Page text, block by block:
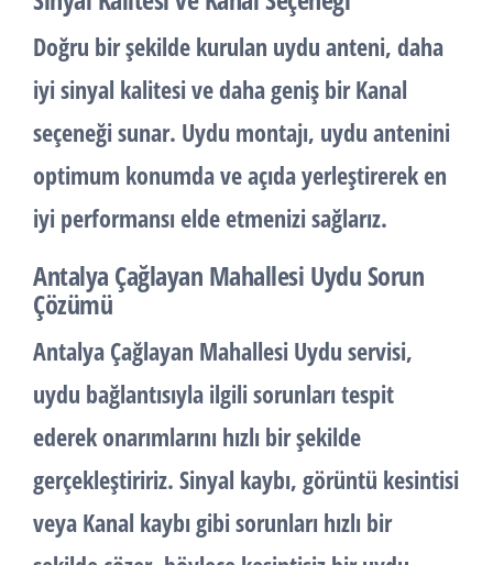
Doğru bir şekilde kurulan uydu anteni, daha
iyi sinyal kalitesi ve daha geniş bir Kanal
seçeneği sunar. Uydu montajı, uydu antenini
optimum konumda ve açıda yerleştirerek en
iyi performansı elde etmenizi sağlarız.
Antalya Çağlayan Mahallesi Uydu Sorun
Çözümü
Antalya Çağlayan Mahallesi Uydu servisi,
uydu bağlantısıyla ilgili sorunları tespit
ederek onarımlarını hızlı bir şekilde
gerçekleştiririz. Sinyal kaybı, görüntü kesintisi
veya Kanal kaybı gibi sorunları hızlı bir